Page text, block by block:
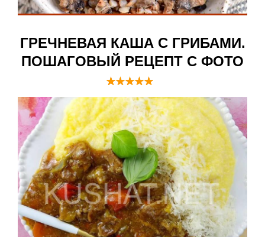
ГРЕЧНЕВАЯ КАША С ГРИБАМИ.
ПОШАГОВЫЙ РЕЦЕПТ С ФОТО